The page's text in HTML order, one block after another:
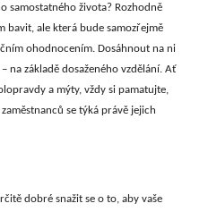
samostatného života? Rozhodně
bavit, ale která bude samozřejmě
ohodnocením. Dosáhnout na ni
na základě dosaženého vzdělání. Ať
a mýty, vždy si pamatujte,
se týká právě jejich
dobré snažit se o to, aby vaše